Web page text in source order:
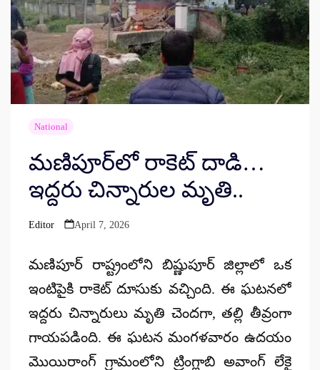
National
మణిపూర్‌లో రాకెట్ దాడి…
ఇద్దరు చిన్నారుల మృతి..
Posted
Editor April 7, 2026
మణిపూర్ రాష్ట్రంలోని బిష్ణుపూర్ జిల్లాలో ఒక
ఇంటిపైకి రాకెట్ దూసుకు వచ్చింది. ఈ ఘటనలో
ఇద్దరు చిన్నారులు మృతి చెందగా, తల్లి తీవ్రంగా
గాయపడింది. ఈ ఘటన మంగళవారం ఉదయం
మొయిరాంగ్ గ్రామంలోని ట్రింగ్లాబి అవాంగ్ లేకై